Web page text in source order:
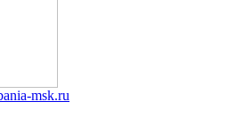
msk.ru